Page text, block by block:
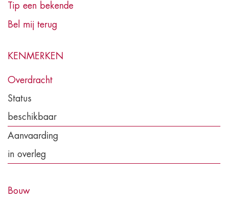
Tip een bekende
Bel mij terug
KENMERKEN
Overdracht
Status
beschikbaar
Aanvaarding
in overleg
Bouw